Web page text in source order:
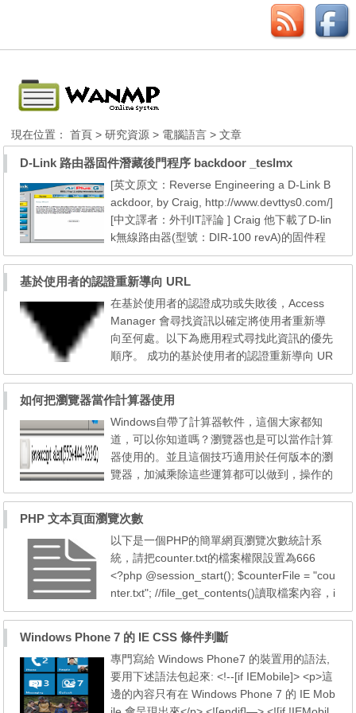
現在位置：首頁 >研究資源 > 電腦語言 > 文章
D-Link 路由器固件潛藏後門程序 backdoor _teslmx
[英文原文：Reverse Engineering a D-Link B
ackdoor, by Craig, http://www.devttys0.com/]
[中文譯者：外刊IT評論 ] Craig 他下載了D-lin
k無線路由器(型號：DIR-100 revA)的固件程
序 v1.13。使用工具Binwalk，很快的就從中發
現並提取出一個只讀SquashFS文件系統，沒
用多大功夫就將這個固件程序的web server(/b
in/webs)加載到了IDA中： 基於上面的字符信
息可以看出，這個/bin/webs二進製程序是一
個修改版...
基於使用者的認證重新導向 URL
在基於使用者的認證成功或失敗後，Access
Manager 會尋找資訊以確定將使用者重新導
向至何處。以下為應用程式尋找此資訊的優先
順序。 成功的基於使用者的認證重新導向 UR
L 成功的基於使用者的認證，其重新導向 URL
是以此優先順序檢查下列位置決定的： 認證
模組設定的 URL。 goto 登入 URL 參數設定
的 URL。 clientType 自訂檔案中為使用者設
定檔 (amUser.xml) 的 iplanet-am-user-succe
ss-url 屬性設定的...
如何把瀏覽器當作計算器使用
Windows自帶了計算器軟件，這個大家都知
道，可以你知道嗎？瀏覽器也是可以當作計算
器使用的。並且這個技巧適用於任何版本的瀏
覽器，加減乘除這些運算都可以做到，操作的
方式甚至比自帶的MS計算機更加的直觀和方
用，並且和系統是無關的，操作也十分簡單，
還可以列出整個的計算公式，一次得出最後的
結果。這個是普通的計算器沒得比的，如果你
的朋友看到​​你這個操作...
PHP 文本頁面瀏覽次數
以下是一個PHP的簡單網頁瀏覽次數統計系
統，請把counter.txt的檔案權限設置為666
<?php @session_start(); $counterFile = "cou
nter.txt"; //file_get_contents()讀取檔案內容，i
ntval()把String變為Integer $counter = intval(f
ON防止不停刷新頁面 if($_SESSION['counte
d']!=1){ //開啟檔案為寫入，並設置為0 $fp =
@fopen($counterFile,...
Windows Phone 7 的 IE CSS 條件判斷
專門寫給 Windows Phone7 的裝置用的語法,
要用下述語法包起來: <!--[if IEMobile]> <p>這
邊的內容只有在 Windows Phone 7 的 IE Mob